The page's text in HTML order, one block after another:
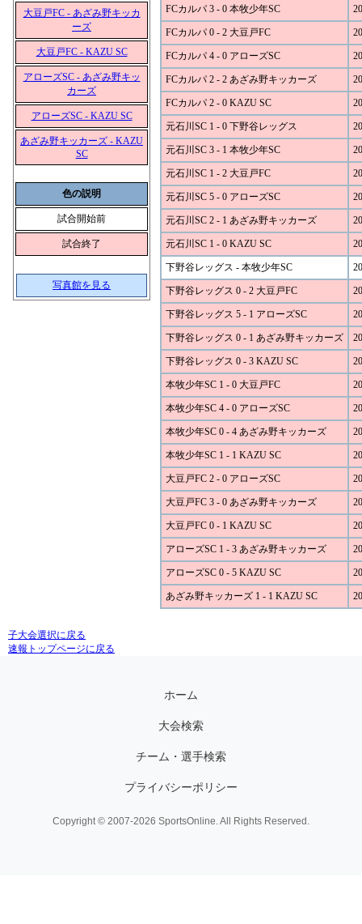
大豆戸FC - あざみ野キッカ
ーズ
大豆戸FC - KAZU SC
アローズSC - あざみ野キッ
カーズ
アローズSC - KAZU SC
あざみ野キッカーズ - KAZU
SC
色の説明
試合開始前
試合終了
写真館を見る
FCカルパ 3 - 0 本牧少年SC
FCカルパ 0 - 2 大豆戸FC
FCカルパ 4 - 0 アローズSC
FCカルパ 2 - 2 あざみ野キッカーズ
FCカルパ 2 - 0 KAZU SC
元石川SC 1 - 0 下野谷レッグス
元石川SC 3 - 1 本牧少年SC
元石川SC 1 - 2 大豆戸FC
元石川SC 5 - 0 アローズSC
元石川SC 2 - 1 あざみ野キッカーズ
元石川SC 1 - 0 KAZU SC
下野谷レッグス - 本牧少年SC
下野谷レッグス 0 - 2 大豆戸FC
下野谷レッグス 5 - 1 アローズSC
下野谷レッグス 0 - 1 あざみ野キッカーズ
下野谷レッグス 0 - 3 KAZU SC
本牧少年SC 1 - 0 大豆戸FC
本牧少年SC 4 - 0 アローズSC
本牧少年SC 0 - 4 あざみ野キッカーズ
本牧少年SC 1 - 1 KAZU SC
大豆戸FC 2 - 0 アローズSC
大豆戸FC 3 - 0 あざみ野キッカーズ
大豆戸FC 0 - 1 KAZU SC
アローズSC 1 - 3 あざみ野キッカーズ
アローズSC 0 - 5 KAZU SC
あざみ野キッカーズ 1 - 1 KAZU SC
子大会選択に戻る
速報トップページに戻る
ホーム
大会検索
チーム・選手検索
プライバシーポリシー
Copyright © 2007-2026 SportsOnline. All Rights Reserved.